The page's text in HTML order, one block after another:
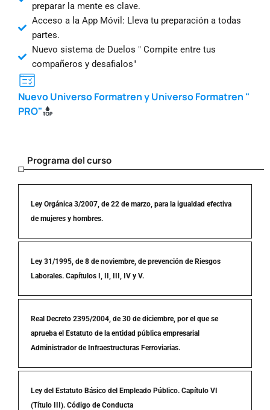
preparar la mente es clave.
Acceso a la App Móvil: Lleva tu preparación a todas
partes.
Nuevo sistema de Duelos " Compite entre tus
compañeros y desafialos"
Nuevo Universo Formatren y Universo Formatren "
PRO"
Programa del curso
Ley Orgánica 3/2007, de 22 de marzo, para la igualdad efectiva
de mujeres y hombres.
Ley 31/1995, de 8 de noviembre, de prevención de Riesgos
Laborales. Capítulos I, II, III, IV y V.
Real Decreto 2395/2004, de 30 de diciembre, por el que se
aprueba el Estatuto de la entidad pública empresarial
Administrador de Infraestructuras Ferroviarias.
Ley del Estatuto Básico del Empleado Público. Capítulo VI
(Título III). Código de Conducta